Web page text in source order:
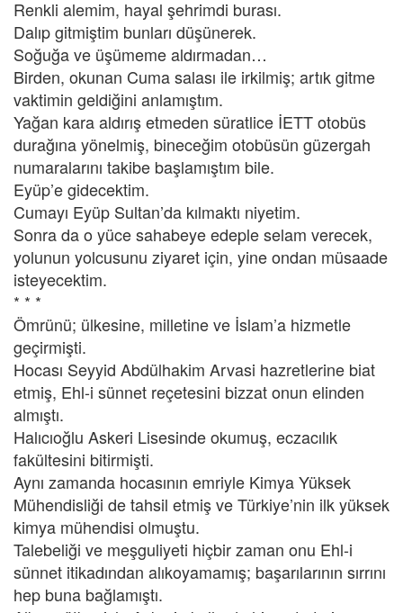
Renkli alemim, hayal şehrimdi burası.
Dalıp gitmiştim bunları düşünerek.
Soğuğa ve üşümeme aldırmadan…
Birden, okunan Cuma salası ile irkilmiş; artık gitme
vaktimin geldiğini anlamıştım.
Yağan kara aldırış etmeden süratlice İETT otobüs
durağına yönelmiş, bineceğim otobüsün güzergah
numaralarını takibe başlamıştım bile.
Eyüp’e gidecektim.
Cumayı Eyüp Sultan’da kılmaktı niyetim.
Sonra da o yüce sahabeye edeple selam verecek,
yolunun yolcusunu ziyaret için, yine ondan müsaade
isteyecektim.
* * *
Ömrünü; ülkesine, milletine ve İslam’a hizmetle
geçirmişti.
Hocası Seyyid Abdülhakim Arvasi hazretlerine biat
etmiş, Ehl-i sünnet reçetesini bizzat onun elinden
almıştı.
Halıcıoğlu Askeri Lisesinde okumuş, eczacılık
fakültesini bitirmişti.
Aynı zamanda hocasının emriyle Kimya Yüksek
Mühendisliği de tahsil etmiş ve Türkiye’nin ilk yüksek
kimya mühendisi olmuştu.
Talebeliği ve meşguliyeti hiçbir zaman onu Ehl-i
sünnet itikadından alıkoyamamış; başarılarının sırrını
hep buna bağlamıştı.